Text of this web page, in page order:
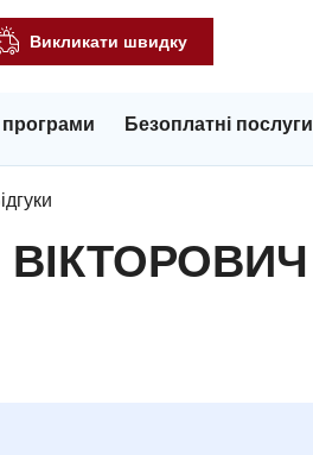
Викликати швидку
програми Безоплатні послуги
ВІКТОРОВИЧ